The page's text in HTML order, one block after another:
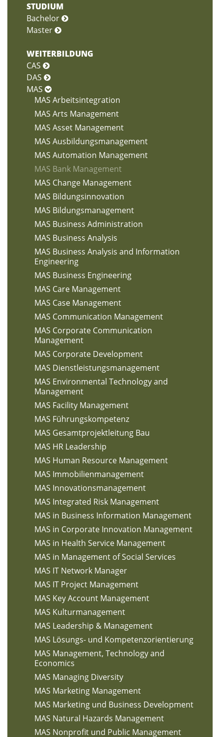
STUDIUM
Bachelor
Master
WEITERBILDUNG
CAS
DAS
MAS
MAS Arbeitsintegration
MAS Arts Management
MAS Asset Management
MAS Ausbildungsmanagement
MAS Automation Management
MAS Bank Management
MAS Change Management
MAS Bildungsinnovation
MAS Bildungsmanagement
MAS Business Administration
MAS Business Analysis
MAS Business Analysis and Information
Engineering
MAS Business Engineering
MAS Care Management
MAS Case Management
MAS Communication Management
MAS Corporate Communication
Management
MAS Corporate Development
MAS Dienstleistungsmanagement
MAS Environmental Technology and
Management
MAS Facility Management
MAS Führungskompetenz
MAS Gesamtprojektleitung Bau
MAS HR Leadership
MAS Human Resource Management
MAS Immobilienmanagement
MAS Innovationsmanagement
MAS Integrated Risk Management
MAS in Business Information Management
MAS in Corporate Innovation Management
MAS in Health Service Management
MAS in Management of Social Services
MAS IT Network Manager
MAS IT Project Management
MAS Key Account Management
MAS Kulturmanagement
MAS Leadership & Management
MAS Lösungs- und Kompetenzorientierung
MAS Management, Technology and
Economics
MAS Managing Diversity
MAS Marketing Management
MAS Marketing und Business Development
MAS Natural Hazards Management
MAS Nonprofit und Public Management